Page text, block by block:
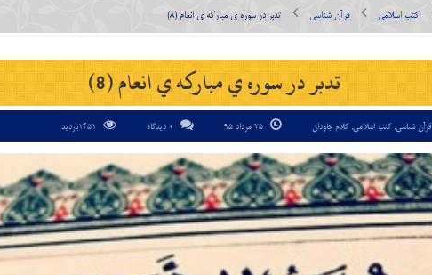
کتب اسلامی قرآن شناسی تدبر در سوره ي مبارکه ي انعام (8)
تدبر در سوره ي مبارکه ي انعام (8)
قرآن شناسی,کتب اسلامی,کلام جاودان 0 دیدگاه